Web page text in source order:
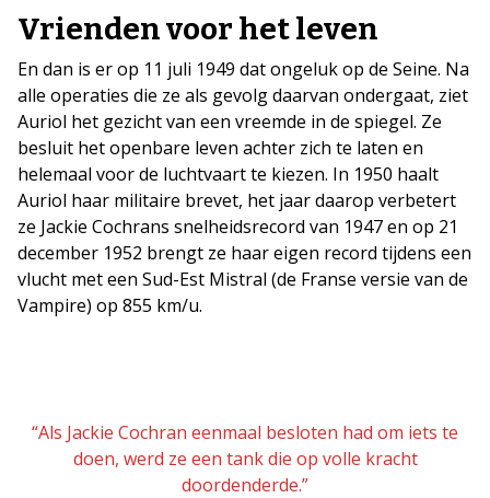
Vrienden voor het leven
En dan is er op 11 juli 1949 dat ongeluk op de Seine. Na
alle operaties die ze als gevolg daarvan ondergaat, ziet
Auriol het gezicht van een vreemde in de spiegel. Ze
besluit het openbare leven achter zich te laten en
helemaal voor de luchtvaart te kiezen. In 1950 haalt
Auriol haar militaire brevet, het jaar daarop verbetert
ze Jackie Cochrans snelheidsrecord van 1947 en op 21
december 1952 brengt ze haar eigen record tijdens een
vlucht met een Sud-Est Mistral (de Franse versie van de
Vampire) op 855 km/u.
“Als Jackie Cochran eenmaal besloten had om iets te
doen, werd ze een tank die op volle kracht
doordenderde.”